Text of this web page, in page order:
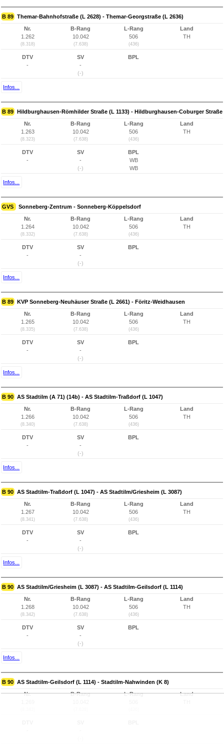
B 89 Themar-Bahnhofstraße (L 2628) - Themar-Georgstraße (L 2636)
Nr.
1.262
(8.318)
B-Rang
10.042
(7.638)
L-Rang
506
(436)
Land
TH
DTV
-
SV
-
(-)
BPL
Infos...
B 89 Hildburghausen-Römhilder Straße (L 1133) - Hildburghausen-Coburger Straße
Nr.
1.263
(8.323)
B-Rang
10.042
(7.638)
L-Rang
506
(436)
Land
TH
DTV
-
SV
-
(-)
BPL
WB
WB
Infos...
GVS Sonneberg-Zentrum - Sonneberg-Köppelsdorf
Nr.
1.264
(8.332)
B-Rang
10.042
(7.638)
L-Rang
506
(436)
Land
TH
DTV
-
SV
-
(-)
BPL
Infos...
B 89 KVP Sonneberg-Neuhäuser Straße (L 2661) - Föritz-Weidhausen
Nr.
1.265
(8.335)
B-Rang
10.042
(7.638)
L-Rang
506
(436)
Land
TH
DTV
-
SV
-
(-)
BPL
Infos...
B 90 AS Stadtilm (A 71) (14b) - AS Stadtilm-Traßdorf (L 1047)
Nr.
1.266
(8.340)
B-Rang
10.042
(7.638)
L-Rang
506
(436)
Land
TH
DTV
-
SV
-
(-)
BPL
Infos...
B 90 AS Stadtilm-Traßdorf (L 1047) - AS Stadtilm/Griesheim (L 3087)
Nr.
1.267
(8.341)
B-Rang
10.042
(7.638)
L-Rang
506
(436)
Land
TH
DTV
-
SV
-
(-)
BPL
Infos...
B 90 AS Stadtilm/Griesheim (L 3087) - AS Stadtilm-Geilsdorf (L 1114)
Nr.
1.268
(8.342)
B-Rang
10.042
(7.638)
L-Rang
506
(436)
Land
TH
DTV
-
SV
-
(-)
BPL
Infos...
B 90 AS Stadtilm-Geilsdorf (L 1114) - Stadtilm-Nahwinden (K 8)
Nr.
B-Rang
L-Rang
Land